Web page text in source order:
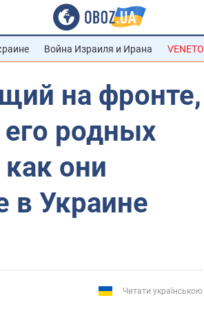
Война Израиля и Ирана VENETO
на фронте,
его родных
они
в Украине
Читати українською